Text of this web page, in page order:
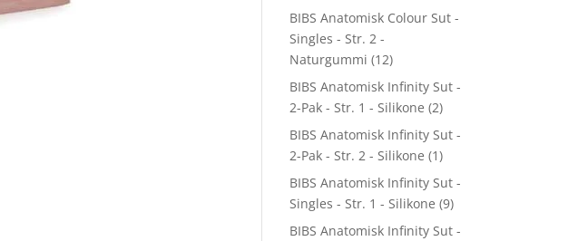
BIBS Anatomisk Colour Sut -
Singles - Str. 2 -
Naturgummi (12)
BIBS Anatomisk Infinity Sut -
2-Pak - Str. 1 - Silikone (2)
BIBS Anatomisk Infinity Sut -
2-Pak - Str. 2 - Silikone (1)
BIBS Anatomisk Infinity Sut -
Singles - Str. 1 - Silikone (9)
BIBS Anatomisk Infinity Sut -